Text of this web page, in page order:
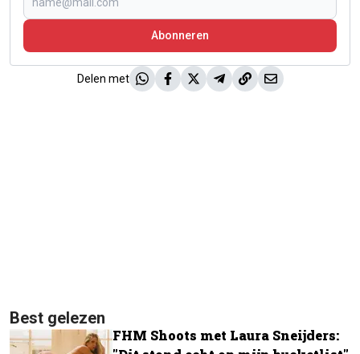
Abonneren
Delen met
Best gelezen
FHM Shoots met Laura Sneijders: